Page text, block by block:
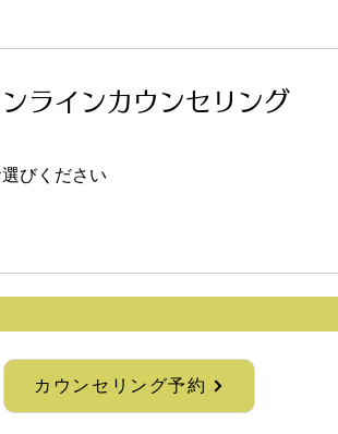
ラインカウンセリング
びください
カウンセリング予約